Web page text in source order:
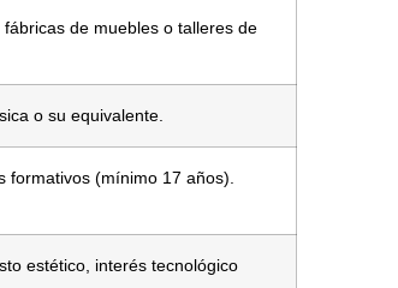
de muebles o talleres de
o su equivalente.
formativos (mínimo 17 años).
estético, interés tecnológico